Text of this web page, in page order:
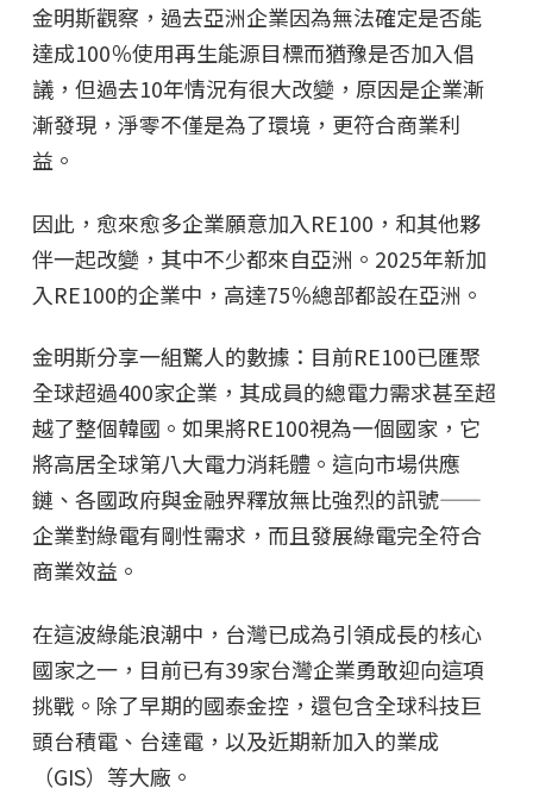
金明斯觀察，過去亞洲企業因為無法確定是否能
達成100％使用再生能源目標而猶豫是否加入倡
議，但過去10年情況有很大改變，原因是企業漸
漸發現，淨零不僅是為了環境，更符合商業利
益。
因此，愈來愈多企業願意加入RE100，和其他夥
伴一起改變，其中不少都來自亞洲。2025年新加
入RE100的企業中，高達75％總部都設在亞洲。
金明斯分享一組驚人的數據：目前RE100已匯聚
全球超過400家企業，其成員的總電力需求甚至超
越了整個韓國。如果將RE100視為一個國家，它
將高居全球第八大電力消耗體。這向市場供應
鏈、各國政府與金融界釋放無比強烈的訊號——
企業對綠電有剛性需求，而且發展綠電完全符合
商業效益。
在這波綠能浪潮中，台灣已成為引領成長的核心
國家之一，目前已有39家台灣企業勇敢迎向這項
挑戰。除了早期的國泰金控，還包含全球科技巨
頭台積電、台達電，以及近期新加入的業成
（GIS）等大廠。